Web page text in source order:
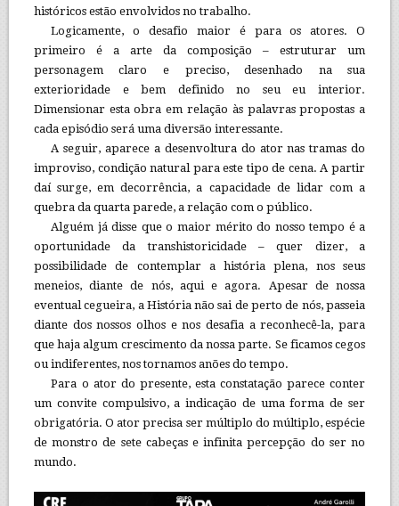
históricos estão envolvidos no trabalho.
Logicamente, o desafio maior é para os atores. O
primeiro é a arte da composição – estruturar um
personagem claro e preciso, desenhado na sua
exterioridade e bem definido no seu eu interior.
Dimensionar esta obra em relação às palavras propostas a
cada episódio será uma diversão interessante.
A seguir, aparece a desenvoltura do ator nas tramas do
improviso, condição natural para este tipo de cena. A partir
daí surge, em decorrência, a capacidade de lidar com a
quebra da quarta parede, a relação com o público.
Alguém já disse que o maior mérito do nosso tempo é a
oportunidade da transhistoricidade – quer dizer, a
possibilidade de contemplar a história plena, nos seus
meneios, diante de nós, aqui e agora. Apesar de nossa
eventual cegueira, a História não sai de perto de nós, passeia
diante dos nossos olhos e nos desafia a reconhecê-la, para
que haja algum crescimento da nossa parte. Se ficamos cegos
ou indiferentes, nos tornamos anões do tempo.
Para o ator do presente, esta constatação parece conter
um convite compulsivo, a indicação de uma forma de ser
obrigatória. O ator precisa ser múltiplo do múltiplo, espécie
de monstro de sete cabeças e infinita percepção do ser no
mundo.